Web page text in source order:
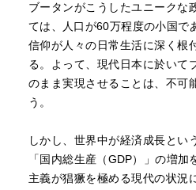
ブータンがこうしたユニークな
ては、人口が60万程度の小国で
信仰が人々の日常生活に深く根
る。よって、現代日本に於いて
のまま実現させることは、不可
う。
しかし、世界中が経済成長とい
「国内総生産（GDP）」の増
主義が猖獗を極める現代の状況